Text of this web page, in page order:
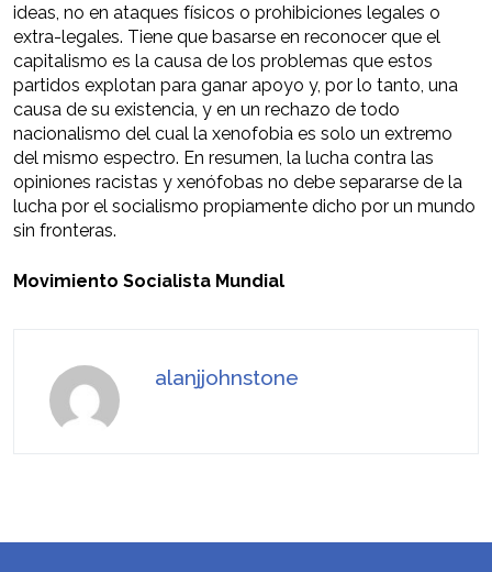
ideas, no en ataques físicos o prohibiciones legales o
extra-legales. Tiene que basarse en reconocer que el
capitalismo es la causa de los problemas que estos
partidos explotan para ganar apoyo y, por lo tanto, una
causa de su existencia, y en un rechazo de todo
nacionalismo del cual la xenofobia es solo un extremo
del mismo espectro. En resumen, la lucha contra las
opiniones racistas y xenófobas no debe separarse de la
lucha por el socialismo propiamente dicho por un mundo
sin fronteras.
Movimiento Socialista Mundial
alanjjohnstone